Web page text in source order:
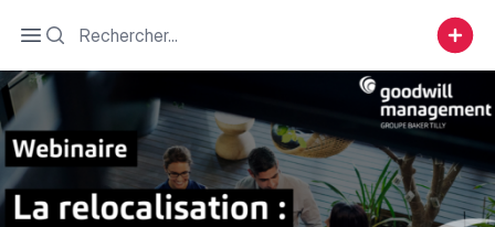
Open sidebar
Search